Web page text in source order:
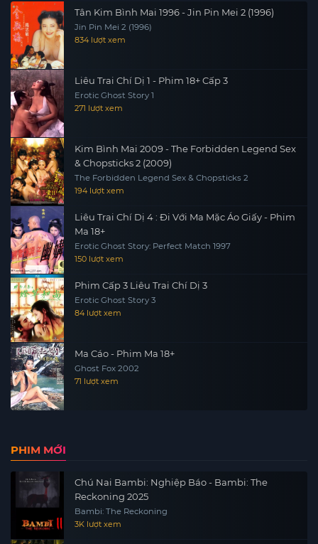
Tân Kim Bình Mai 1996 - Jin Pin Mei 2 (1996)
Jin Pin Mei 2 (1996)
834 lượt xem
Liêu Trai Chí Dị 1 - Phim 18+ Cấp 3
Erotic Ghost Story 1
271 lượt xem
Kim Bình Mai 2009 - The Forbidden Legend Sex
& Chopsticks 2 (2009)
The Forbidden Legend Sex & Chopsticks 2
194 lượt xem
Liêu Trai Chí Dị 4 : Đi Với Ma Mặc Áo Giấy - Phim
Ma 18+
Erotic Ghost Story: Perfect Match 1997
150 lượt xem
Phim Cấp 3 Liêu Trai Chí Dị 3
Erotic Ghost Story 3
84 lượt xem
Ma Cáo - Phim Ma 18+
Ghost Fox 2002
71 lượt xem
PHIM MỚI
Chú Nai Bambi: Nghiệp Báo - Bambi: The
Reckoning 2025
Bambi: The Reckoning
3K lượt xem